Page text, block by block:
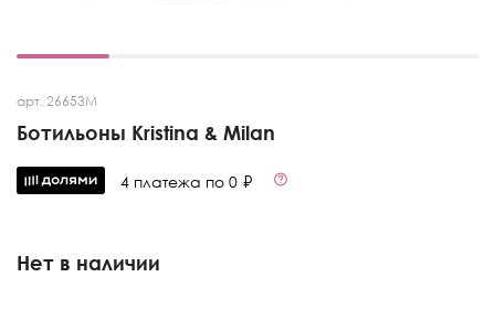
арт. 26653M
Ботильоны Kristina & Milan
4 платежа по 0 ₽
Нет в наличии